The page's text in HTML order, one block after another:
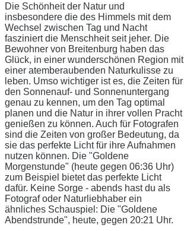
Die Schönheit der Natur und
insbesondere die des Himmels mit dem
Wechsel zwischen Tag und Nacht
fasziniert die Menschheit seit jeher. Die
Bewohner von Breitenburg haben das
Glück, in einer wunderschönen Region mit
einer atemberaubenden Naturkulisse zu
leben. Umso wichtiger ist es, die Zeiten für
den Sonnenauf- und Sonnenuntergang
genau zu kennen, um den Tag optimal
planen und die Natur in ihrer vollen Pracht
genießen zu können. Auch für Fotografen
sind die Zeiten von großer Bedeutung, da
sie das perfekte Licht für ihre Aufnahmen
nutzen können. Die "Goldene
Morgenstunde" (heute gegen 06:36 Uhr)
zum Beispiel bietet das perfekte Licht
dafür. Keine Sorge - abends hast du als
Fotograf oder Naturliebhaber ein
ähnliches Schauspiel: Die "Goldene
Abendstrunde", heute, gegen 20:21 Uhr.